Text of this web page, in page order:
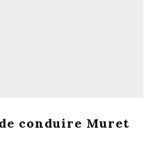
conduire Muret